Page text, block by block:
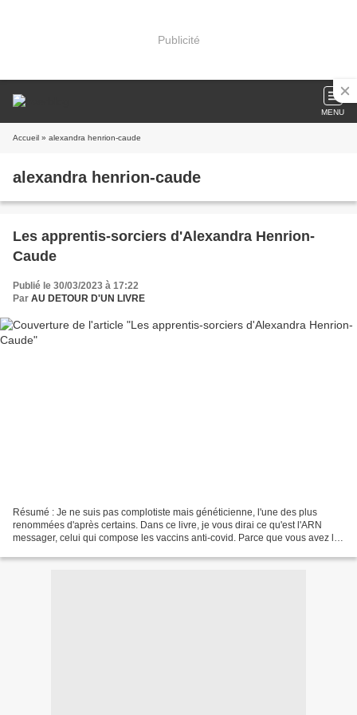
Publicité
MENU
Accueil » alexandra henrion-caude
alexandra henrion-caude
Les apprentis-sorciers d'Alexandra Henrion-
Caude
Publié le 30/03/2023 à 17:22
Par AU DETOUR D'UN LIVRE
Résumé : Je ne suis pas complotiste mais généticienne, l'une des plus
renommées d'après certains. Dans ce livre, je vous dirai ce qu'est l'ARN
messager, celui qui compose les vaccins anti-covid. Parce que vous avez le